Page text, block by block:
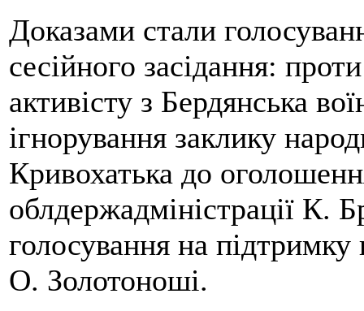
Доказами стали
сесійного засідання:
активісту з Бердянська
ігнорування заклику
Кривохатька до
облдержадміністрації К.
голосування на підтримку
О. Золотоноші.